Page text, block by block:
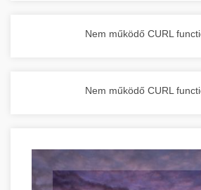
Nagykonyhai
Nem működő CURL
Nem működő CURL